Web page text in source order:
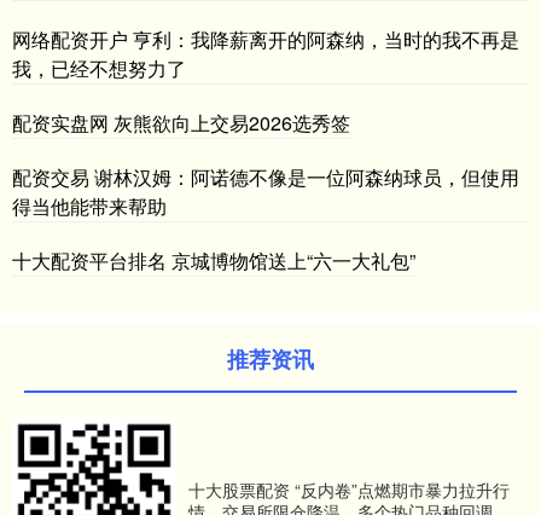
网络配资开户 亨利：我降薪离开的阿森纳，当时的我不再是
我，已经不想努力了
配资实盘网 灰熊欲向上交易2026选秀签
配资交易 谢林汉姆：阿诺德不像是一位阿森纳球员，但使用
得当他能带来帮助
十大配资平台排名 京城博物馆送上“六一大礼包”
推荐资讯
十大股票配资 “反内卷”点燃期市暴力拉升行